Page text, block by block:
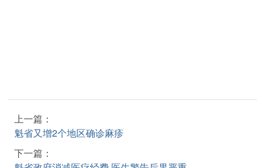
上一篇：
魁省又增2个地区确诊麻疹
下一篇：